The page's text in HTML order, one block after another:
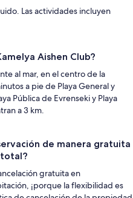
Las actividades incluyen
Aishen Club?
al mar, en el centro de la
a pie de Playa General y
Pública de Evrenseki y Playa
a 3 km.
de manera gratuita
gratuita en
¡porque la flexibilidad es